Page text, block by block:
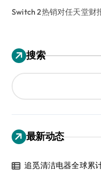
Switch 2热销对任天堂财
搜索
最新动态
追觅清洁电器全球累